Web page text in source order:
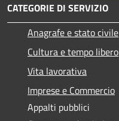
CATEGORIE DI SERVIZIO
Anagrafe e stato civile
Cultura e tempo libero
Vita lavorativa
Imprese e Commercio
Appalti pubblici